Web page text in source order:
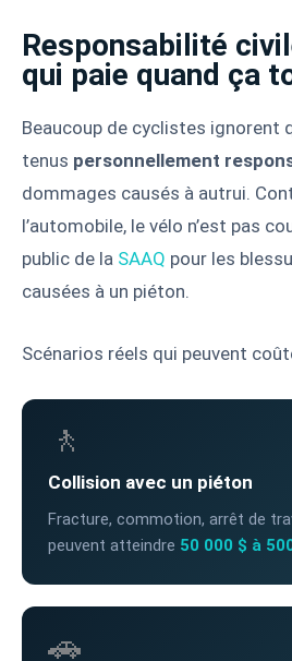
Responsabilité
qui paie quand ça
Beaucoup de cyclistes ignorent
tenus personnellement
dommages causés à autrui.
l’automobile, le vélo n’est pas
public de la SAAQ pour les
causées à un piéton.
Scénarios réels qui peuvent
🚶
Collision avec un piéton
Fracture, commotion, arrêt de
peuvent atteindre 50 000 $ à
🚗